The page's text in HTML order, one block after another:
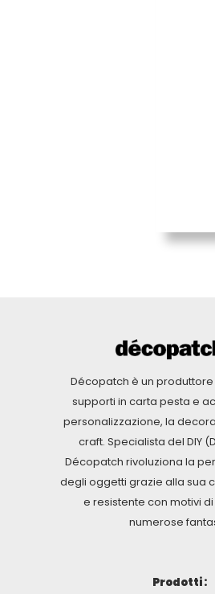
Décopatch è un
supporti in carta pesta e
personalizzazione, la
craft. Specialista del DIY
Décopatch rivoluziona la
degli oggetti grazie alla sua
e resistente con motivi
numerose
Prodotti :